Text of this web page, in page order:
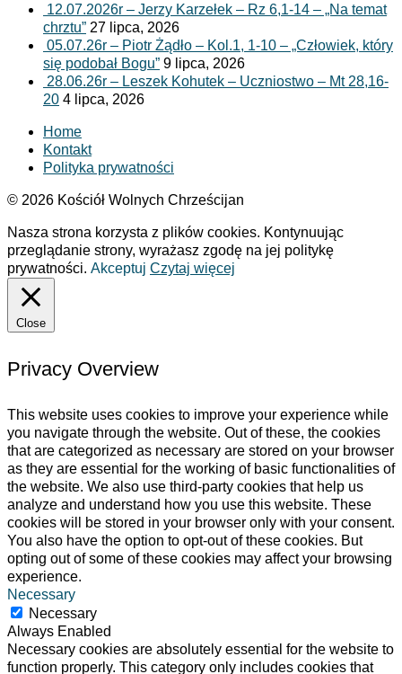
12.07.2026r – Jerzy Karzełek – Rz 6,1-14 – „Na temat
chrztu” 27 lipca, 2026
05.07.26r – Piotr Żądło – Kol.1, 1-10 – „Człowiek, który
się podobał Bogu” 9 lipca, 2026
28.06.26r – Leszek Kohutek – Uczniostwo – Mt 28,16-
20 4 lipca, 2026
Home
Kontakt
Polityka prywatności
© 2026 Kościół Wolnych Chrześcijan
Nasza strona korzysta z plików cookies. Kontynuując
przeglądanie strony, wyrażasz zgodę na jej politykę
prywatności. Akceptuj Czytaj więcej
Close
Privacy Overview
This website uses cookies to improve your experience while
you navigate through the website. Out of these, the cookies
that are categorized as necessary are stored on your browser
as they are essential for the working of basic functionalities of
the website. We also use third-party cookies that help us
analyze and understand how you use this website. These
cookies will be stored in your browser only with your consent.
You also have the option to opt-out of these cookies. But
opting out of some of these cookies may affect your browsing
experience.
Necessary
Necessary
Always Enabled
Necessary cookies are absolutely essential for the website to
function properly. This category only includes cookies that